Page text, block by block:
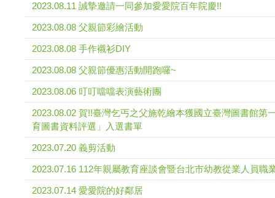
2023.08.11 誠摯邀請一同參加愛愛院百年院慶!!
2023.08.08 父親節彩繪活動
2023.08.08 手作襯衫DIY
2023.08.08 父親節優惠活動開跑囉~
2023.08.06 叮叮噹噹表演藝術團
2023.08.02 賀!!臺灣乞丐之父施乾繪本獲國立臺灣圖書館第
育圖書資料評選」入選書單
2023.07.20 義剪活動
2023.07.16 112年親屬教育座談會暨台北市幼教從業人員職
2023.07.14 愛愛院的好鄰居